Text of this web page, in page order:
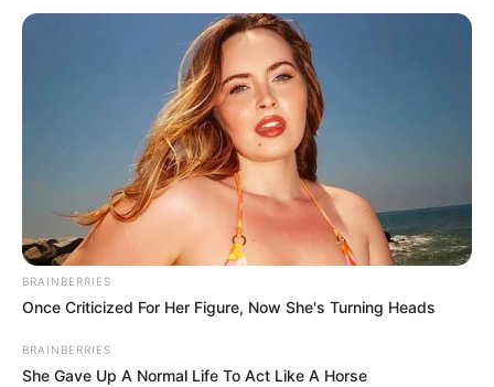
BRAINBERRIES
Once Criticized For Her Figure, Now She's Turning Heads
BRAINBERRIES
She Gave Up A Normal Life To Act Like A Horse